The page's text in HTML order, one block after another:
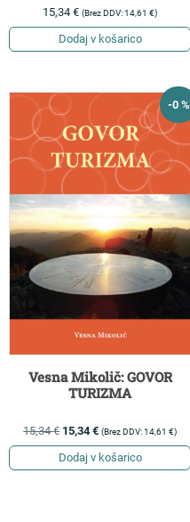
15,34€ (Brez DDV:14,61€)
Dodaj v košarico
-0 %
Vesna Mikolič: GOVOR
TURIZMA
15,34€ 15,34€ (Brez DDV:14,61€)
Dodaj v košarico